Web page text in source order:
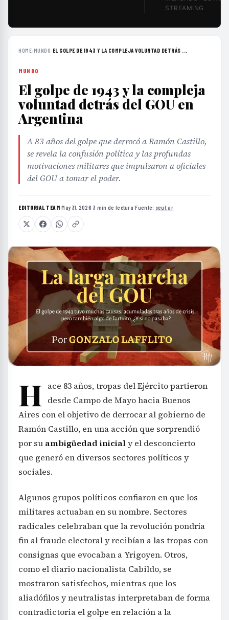
STREAMING
HOME›MUNDO› EL GOLPE DE 1943 Y LA COMPLEJA VOLUNTAD DETRÁS ...
MUNDO
El golpe de 1943 y la compleja
voluntad detrás del GOU en
Argentina
A 83 años del golpe que derrocó a Ramón Castillo,
se revela la confusión política y las profundas
motivaciones militares que impulsaron a oficiales
del GOU a tomar el poder.
EDITORIAL TEAM·May 31, 2026·3 min de lectura·Fuente: seul.ar
H ace 83 años, tropas del Ejército partieron
desde Campo de Mayo hacia Buenos
Aires con el objetivo de derrocar al gobierno de
Ramón Castillo, en una acción que sorprendió
por su ambigüedad inicialy el desconcierto
que generó en diversos sectores políticos y
sociales.
Algunos grupos políticos confiaron en que los
militares actuaban en su nombre. Sectores
radicales celebraban que la revolución pondría
fin al fraude electoral y recibían a las tropas con
consignas que evocaban a Yrigoyen. Otros,
como el diario nacionalista Cabildo, se
mostraron satisfechos, mientras que los
aliadófilos y neutralistas interpretaban de forma
contradictoria el golpe en relación a la